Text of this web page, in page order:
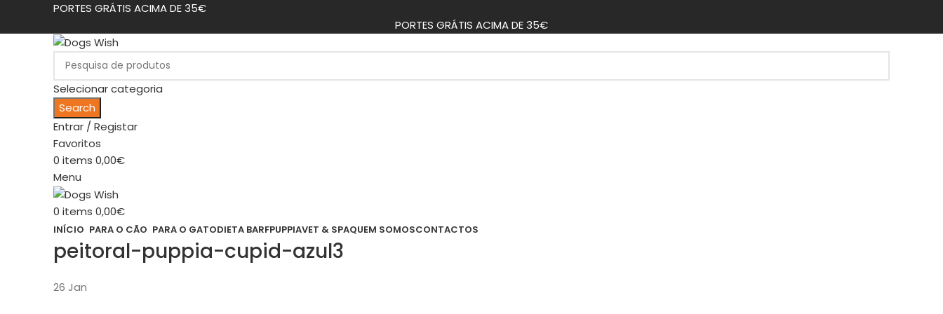
PORTES GRÁTIS ACIMA DE 35€
PORTES GRÁTIS ACIMA DE 35€
Selecionar categoria
Search
Entrar / Registar
Favoritos
0 items 0,00€
Menu
0 items 0,00€
INÍCIO PARA O CÃO PARA O GATODIETA BARFPUPPIAVET & SPAQUEM SOMOSCONTACTOS
peitoral-puppia-cupid-azul3
26 Jan